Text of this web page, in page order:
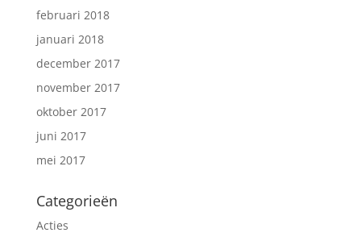
februari 2018
januari 2018
december 2017
november 2017
oktober 2017
juni 2017
mei 2017
Categorieën
Acties